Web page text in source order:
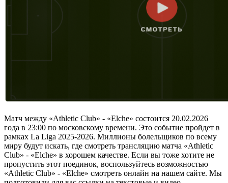
Матч между «Athletic Club» - «Elche» состоится 20.02.2026
года в 23:00 по московскому времени. Это событие пройдет в
рамках La Liga 2025-2026. Миллионы болельщиков по всему
миру будут искать, где смотреть трансляцию матча «Athletic
Club» - «Elche» в хорошем качестве. Если вы тоже хотите не
пропустить этот поединок, воспользуйтесь возможностью
«Athletic Club» - «Elche» смотреть онлайн на нашем сайте. Мы